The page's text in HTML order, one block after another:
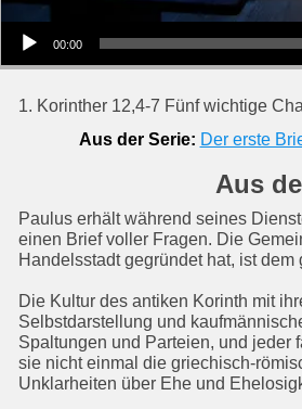
Audio-Player
00:00
1. Korinther 12,4-7 Fünf wichtige
Aus der Serie: Der erste
Aus
Paulus erhält während seines
einen Brief voller Fragen. Die
Handelsstadt gegründet hat, ist
Die Kultur des antiken Korinth mit
Selbstdarstellung und
Spaltungen und Parteien, und jeder
sie nicht einmal die griechisch-
Unklarheiten über Ehe und